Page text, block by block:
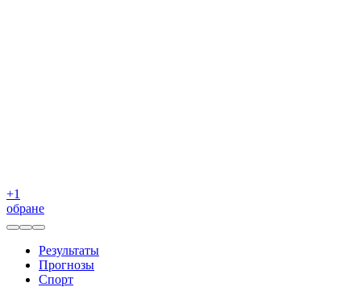
+1
обране
Результаты
Прогнозы
Спорт